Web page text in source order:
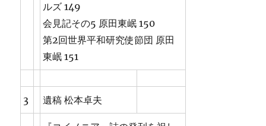
ルズ 149
会見記その5 原田東岷 150
第2回世界平和研究使節団 原田
東岷 151
3 遺稿 松本卓夫